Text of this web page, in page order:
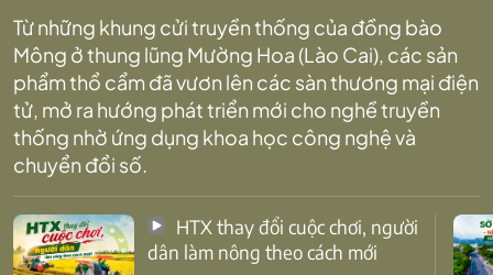
Từ những khung cửi truyền thống của đồng bào
Mông ở thung lũng Mường Hoa (Lào Cai), các sản
phẩm thổ cẩm đã vươn lên các sàn thương mại điện
tử, mở ra hướng phát triển mới cho nghề truyền
thống nhờ ứng dụng khoa học công nghệ và
chuyển đổi số.
dân làm nông theo cách mới